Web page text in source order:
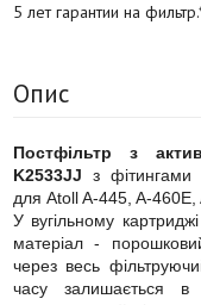
5 лет гарантии на
Опис
Постфільтр з
K2533JJ з фітингами
для Atoll A-445, A-460E,
У вугільному
матеріал -
через весь
часу залишається в